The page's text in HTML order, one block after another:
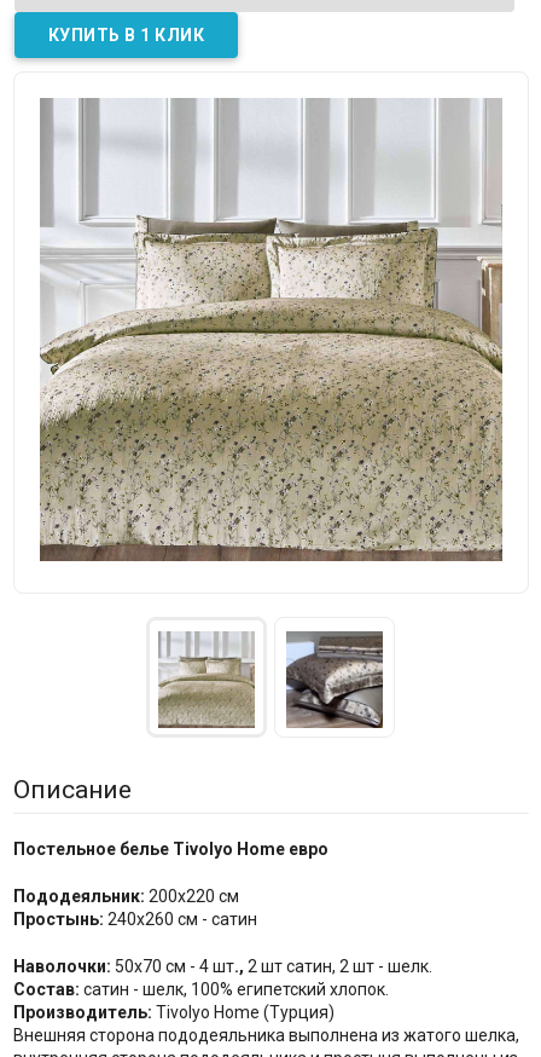
Описание
Постельное белье Tivolyo Home евро
Пододеяльник: 200x220 см
Простынь: 240x260 см - сатин
Наволочки: 50x70 см - 4 шт., 2 шт сатин, 2 шт - шелк.
Состав: сатин - шелк, 100% египетский хлопок.
Производитель: Tivolyo Home (Турция)
Внешняя сторона пододеяльника выполнена из жатого шелка,